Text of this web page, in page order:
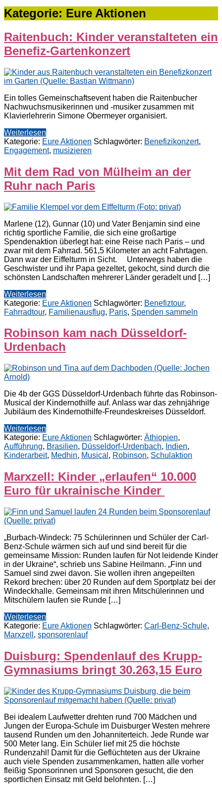
Kategorie: Eure Aktionen
Raitenbuch: Kinder veranstalteten ein
Benefiz-Gartenkonzert
Ein tolles Gemeinschaftsevent haben die Raitenbucher
Nachwuchsmusikerinnen und -musiker zusammen mit
Klavierlehrerin Simone Obermeyer organisiert.
Weiterlesen
Kategorie: Eure Aktionen Schlagwörter: Benefizikonzert,
Engagement, musizieren
Mit dem Rad von Mülheim an der
Ruhr nach Paris
Marlene (12), Gunnar (10) und Vater Benjamin sind eine
richtig sportliche Familie, die sich eine großartige
Spendenaktion überlegt hat: eine Reise nach Paris – und
zwar mit dem Fahrrad. 561,5 Kilometer an acht Fahrtagen.
Dann war der Eiffelturm in Sicht. Unterwegs haben die
Geschwister und ihr Papa gezeltet, gekocht, sind durch die
schönsten Landschaften mehrerer Länder geradelt und […]
Weiterlesen
Kategorie: Eure Aktionen Schlagwörter: Benefiztour,
Fahrradtour, Familienausflug, Paris, Spenden sammeln
Robinson kam nach Düsseldorf-
Urdenbach
Die 4b der GGS Düsseldorf-Urdenbach führte das Robinson-
Musical der Kindernothilfe auf. Anlass war das zehnjährige
Jubiläum des Kindernothilfe-Freundeskreises Düsseldorf.
Weiterlesen
Kategorie: Eure Aktionen Schlagwörter: Äthiopien,
Aufführung, Brasilien, Düsseldorf-Urdenbach, Indien,
Kinderarbeit, Medhin, Musical , Robinson, Schulaktion
Marxzell: Kinder „erlaufen“ 10.000
Euro für ukrainische Kinder
„Burbach-Windeck: 75 Schülerinnen und Schüler der Carl-
Benz-Schule wärmen sich auf und sind bereit für die
gemeinsame Mission: Runden laufen für Not leidende Kinder
in der Ukraine“, schrieb uns Sabine Heilmann. „Finn und
Samuel sind zwei davon. Sie wollen ihren angepeilten
Rekord brechen: über 20 Runden auf dem Sportplatz bei der
Windeckhalle. Gemeinsam mit ihren Mitschülerinnen und
Mitschülern laufen sie Runde […]
Weiterlesen
Kategorie: Eure Aktionen Schlagwörter: Carl-Benz-Schule,
Marxzell , sponsorenlauf
Duisburg: Spendenlauf des Krupp-
Gymnasiums bringt 30.263,15 Euro
Bei idealem Laufwetter drehten rund 700 Mädchen und
Jungen der Europa-Schule im Duisburger Westen mehrere
tausend Runden um den Johanniterteich. Jede Runde war
500 Meter lang. Ein Schüler lief mit 25 die höchste
Rundenzahl! Damit für die Geflüchteten aus der Ukraine
auch viele Spenden zusammenkamen, hatten alle vorher
fleißig Sponsorinnen und Sponsoren gesucht, die den
sportlichen Einsatz mit Geld belohnten. […]